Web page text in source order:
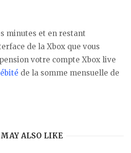
minutes et en restant
de la Xbox que vous
votre compte Xbox live
de la somme mensuelle de
ALSO LIKE